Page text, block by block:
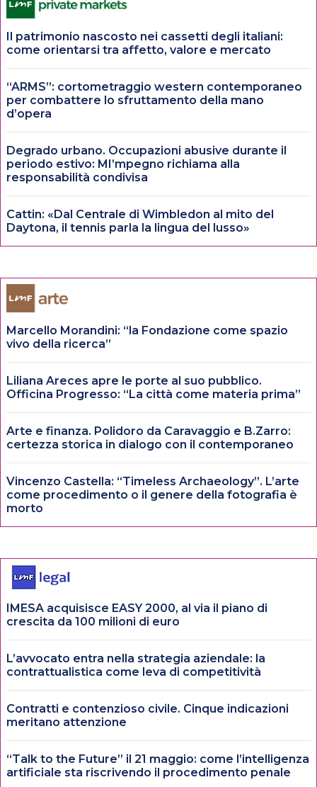
Il patrimonio nascosto nei cassetti degli italiani:
come orientarsi tra affetto, valore e mercato
“ARMS”: cortometraggio western contemporaneo
per combattere lo sfruttamento della mano
d’opera
Degrado urbano. Occupazioni abusive durante il
periodo estivo: MI’mpegno richiama alla
responsabilità condivisa
Cattin: «Dal Centrale di Wimbledon al mito del
Daytona, il tennis parla la lingua del lusso»
Marcello Morandini: “la Fondazione come spazio
vivo della ricerca”
Liliana Areces apre le porte al suo pubblico.
Officina Progresso: “La città come materia prima”
Arte e finanza. Polidoro da Caravaggio e B.Zarro:
certezza storica in dialogo con il contemporaneo
Vincenzo Castella: “Timeless Archaeology”. L’arte
come procedimento o il genere della fotografia è
morto
IMESA acquisisce EASY 2000, al via il piano di
crescita da 100 milioni di euro
L’avvocato entra nella strategia aziendale: la
contrattualistica come leva di competitività
Contratti e contenzioso civile. Cinque indicazioni
meritano attenzione
“Talk to the Future” il 21 maggio: come l’intelligenza
artificiale sta riscrivendo il procedimento penale